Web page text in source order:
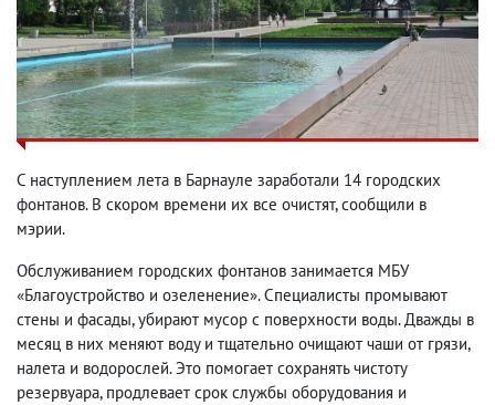
С наступлением лета в Барнауле заработали 14 городских
фонтанов. В скором времени их все очистят, сообщили в
мэрии.
Обслуживанием городских фонтанов занимается МБУ
«Благоустройство и озеленение». Специалисты промывают
стены и фасады, убирают мусор с поверхности воды. Дважды в
месяц в них меняют воду и тщательно очищают чаши от грязи,
налета и водорослей. Это помогает сохранять чистоту
резервуара, продлевает срок службы оборудования и